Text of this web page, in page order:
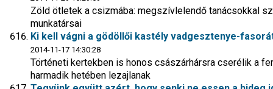
Zöld ötletek a csizmába: megszívlelendő tanácsokkal
munkatársai
Ki kell vágni a gödöllői kastély vadgesztenye-
2014-11-17 14:30:28
Történeti kertekben is honos császárhársra cserélik a
harmadik hetében lezajlanak